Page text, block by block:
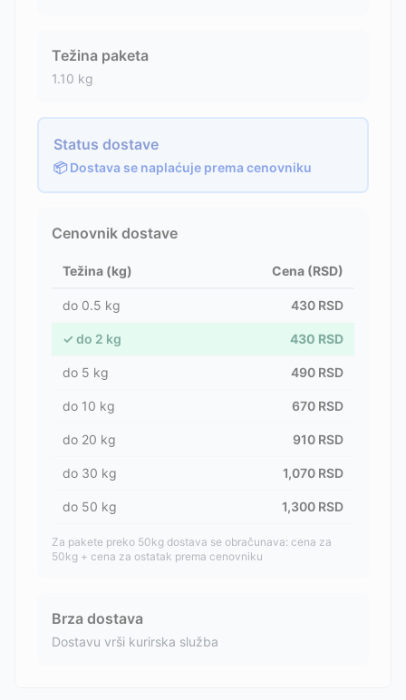
Težina paketa
1.10 kg
Status dostave
📦 Dostava se naplaćuje prema cenovniku
Cenovnik dostave
Težina (kg) Cena (RSD)
do 0.5 kg 430 RSD
✓ do 2 kg 430 RSD
do 5 kg 490 RSD
do 10 kg 670 RSD
do 20 kg 910 RSD
do 30 kg 1,070 RSD
do 50 kg 1,300 RSD
Za pakete preko 50kg dostava se obračunava: cena za
50kg + cena za ostatak prema cenovniku
Brza dostava
Dostavu vrši kurirska služba